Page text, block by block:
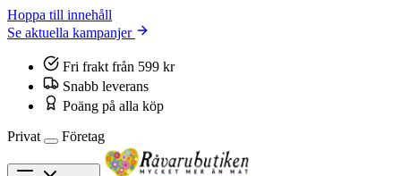
Hoppa till innehåll
Se aktuella kampanjer
Fri frakt från 599 kr
Snabb leverans
Poäng på alla köp
Privat
Företag